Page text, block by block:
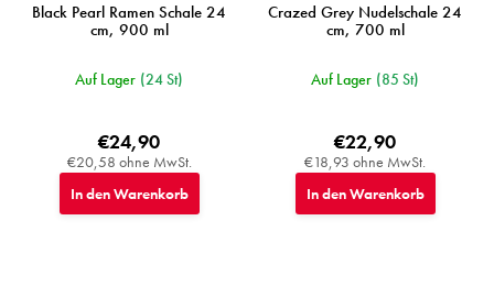
Black Pearl Ramen Schale 24
cm, 900 ml
Auf Lager (24 St)
€20,58 ohne MwSt.
€24,90
In den Warenkorb
Crazed Grey Nudelschale 24
cm, 700 ml
Auf Lager (85 St)
€18,93 ohne MwSt.
€22,90
In den Warenkorb